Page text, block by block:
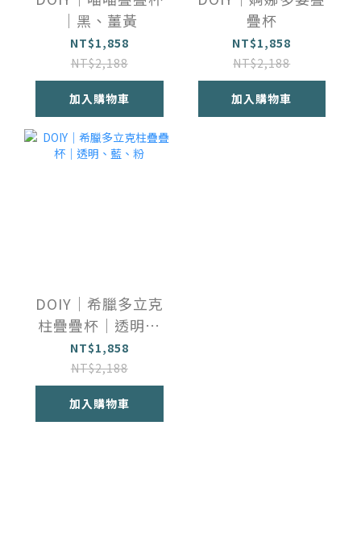
｜黑、薑黃
NT$1,858
NT$2,188
加入購物車
疊杯
NT$1,858
NT$2,188
加入購物車
DOIY｜希臘多立克
柱疊疊杯｜透明、
藍、粉
NT$1,858
NT$2,188
加入購物車